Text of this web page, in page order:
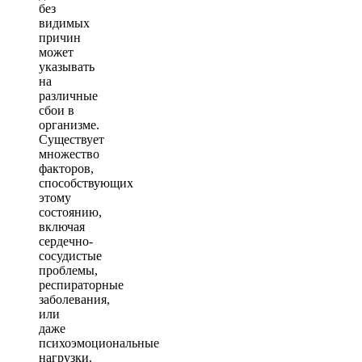
без
видимых
причин
может
указывать
на
различные
сбои в
организме.
Существует
множество
факторов,
способствующих
этому
состоянию,
включая
сердечно-
сосудистые
проблемы,
респираторные
заболевания,
или
даже
психоэмоциональные
нагрузки.